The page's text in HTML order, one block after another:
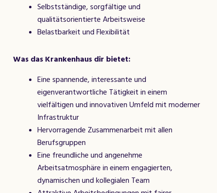
Selbstständige, sorgfältige und
qualitätsorientierte Arbeitsweise
Belastbarkeit und Flexibilität
Was das Krankenhaus dir bietet:
Eine spannende, interessante und
eigenverantwortliche Tätigkeit in einem
vielfältigen und innovativen Umfeld mit moderner
Infrastruktur
Hervorragende Zusammenarbeit mit allen
Berufsgruppen
Eine freundliche und angenehme
Arbeitsatmosphäre in einem engagierten,
dynamischen und kollegialen Team